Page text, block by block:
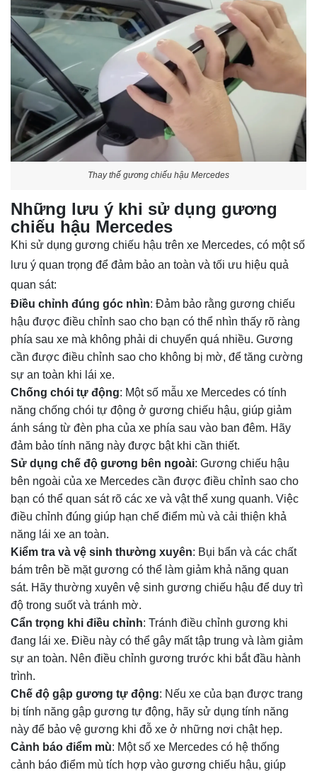
Thay thế gương chiếu hậu Mercedes
Những lưu ý khi sử dụng gương
chiếu hậu Mercedes
Khi sử dụng gương chiếu hậu trên xe Mercedes, có một số
lưu ý quan trọng để đảm bảo an toàn và tối ưu hiệu quả
quan sát:
Điều chỉnh đúng góc nhìn: Đảm bảo rằng gương chiếu
hậu được điều chỉnh sao cho bạn có thể nhìn thấy rõ ràng
phía sau xe mà không phải di chuyển quá nhiều. Gương
cần được điều chỉnh sao cho không bị mờ, để tăng cường
sự an toàn khi lái xe.
Chống chói tự động: Một số mẫu xe Mercedes có tính
năng chống chói tự động ở gương chiếu hậu, giúp giảm
ánh sáng từ đèn pha của xe phía sau vào ban đêm. Hãy
đảm bảo tính năng này được bật khi cần thiết.
Sử dụng chế độ gương bên ngoài: Gương chiếu hậu
bên ngoài của xe Mercedes cần được điều chỉnh sao cho
bạn có thể quan sát rõ các xe và vật thể xung quanh. Việc
điều chỉnh đúng giúp hạn chế điểm mù và cải thiện khả
năng lái xe an toàn.
Kiểm tra và vệ sinh thường xuyên: Bụi bẩn và các chất
bám trên bề mặt gương có thể làm giảm khả năng quan
sát. Hãy thường xuyên vệ sinh gương chiếu hậu để duy trì
độ trong suốt và tránh mờ.
Cẩn trọng khi điều chỉnh: Tránh điều chỉnh gương khi
đang lái xe. Điều này có thể gây mất tập trung và làm giảm
sự an toàn. Nên điều chỉnh gương trước khi bắt đầu hành
trình.
Chế độ gập gương tự động: Nếu xe của bạn được trang
bị tính năng gập gương tự động, hãy sử dụng tính năng
này để bảo vệ gương khi đỗ xe ở những nơi chật hẹp.
Cảnh báo điểm mù: Một số xe Mercedes có hệ thống
cảnh báo điểm mù tích hợp vào gương chiếu hậu, giúp